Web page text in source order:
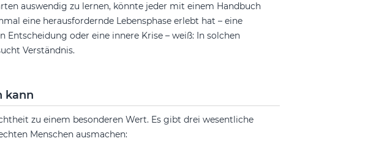
auswendig zu lernen, könnte jeder mit einem Handbuch
eine herausfordernde Lebensphase erlebt hat – eine
oder eine innere Krise – weiß: In solchen
Verständnis.
kann
zu einem besonderen Wert. Es gibt drei wesentliche
Menschen ausmachen: